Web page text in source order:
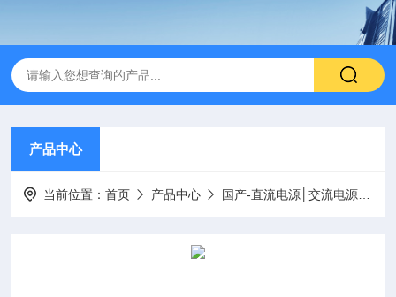
产品中心
当前位置：首页 产品中心 国产-直流电源│交流电源│变频电源